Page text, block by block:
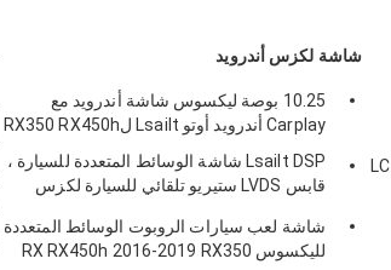
شاشة لكزس أندرويد
10.25 بوصة ليكسوس شاشة أندرويد مع
Carplay أندرويد أوتو Lsailt لRX350 RX450h
Lsailt DSP شاشة الوسائط المتعددة للسيارة ،
قابس LVDS ستيريو تلقائي للسيارة لكزس
شاشة لعب سيارات الروبوت الوسائط المتعددة
لليكسوس RX RX450h 2016-2019 RX350
واجهة الفيديو لليكسوس لـ 2017 لليكسوس LC